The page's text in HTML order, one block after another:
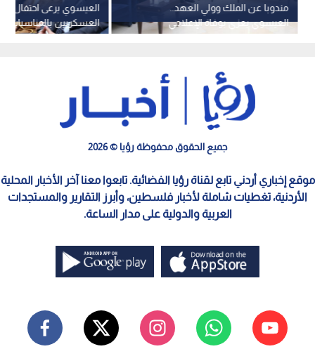
العيسوي يرعى احتفال
العسكريين بالمناسبات
مادبا
مندوبا عن الملك وولي العهد..
العيسوي يعزي بوفاة الإعلامي
سلطان الحطاب
جميع الحقوق محفوظة رؤيا © 2026
موقع إخباري أردني تابع لقناة رؤيا الفضائية. تابعوا معنا آخر الأخبار المحلية
الأردنية، تغطيات شاملة لأخبار فلسطين، وأبرز التقارير والمستجدات
العربية والدولية على مدار الساعة.